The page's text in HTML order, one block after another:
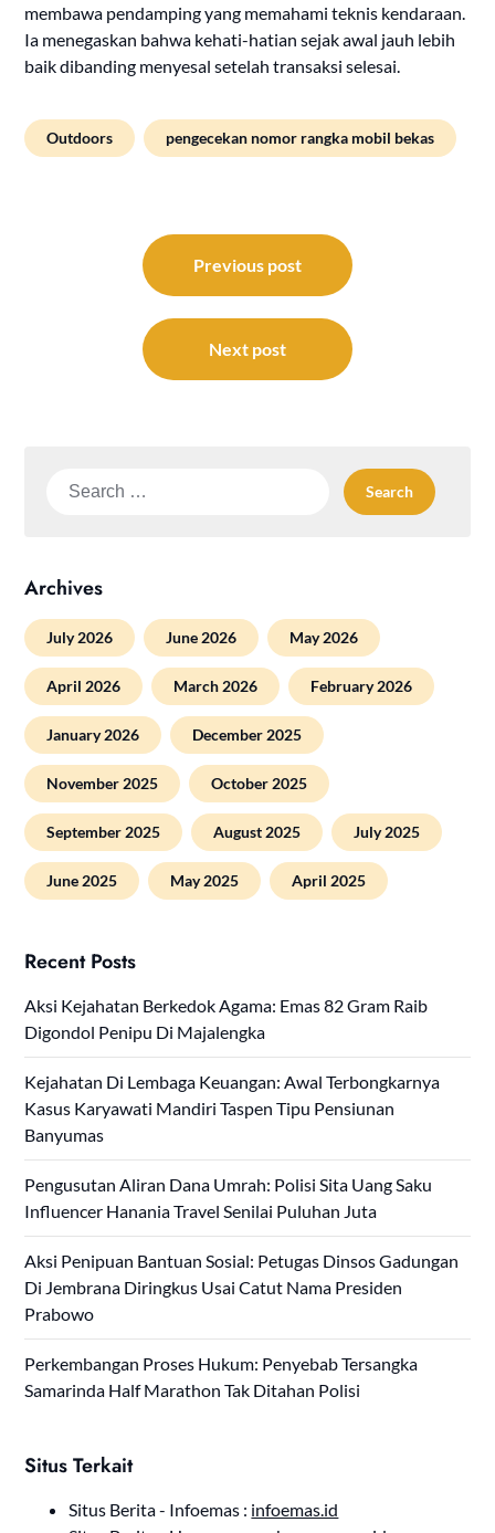
membawa pendamping yang memahami teknis kendaraan.
Ia menegaskan bahwa kehati-hatian sejak awal jauh lebih
baik dibanding menyesal setelah transaksi selesai.
Outdoors pengecekan nomor rangka mobil bekas
navigation
Previous post
Next post
Search
Archives
July 2026 June 2026 May 2026
April 2026 March 2026 February 2026
January 2026 December 2025
November 2025 October 2025
September 2025 August 2025 July 2025
June 2025 May 2025 April 2025
Recent Posts
Aksi Kejahatan Berkedok Agama: Emas 82 Gram Raib
Digondol Penipu Di Majalengka
Kejahatan Di Lembaga Keuangan: Awal Terbongkarnya
Kasus Karyawati Mandiri Taspen Tipu Pensiunan
Banyumas
Pengusutan Aliran Dana Umrah: Polisi Sita Uang Saku
Influencer Hanania Travel Senilai Puluhan Juta
Aksi Penipuan Bantuan Sosial: Petugas Dinsos Gadungan
Di Jembrana Diringkus Usai Catut Nama Presiden
Prabowo
Perkembangan Proses Hukum: Penyebab Tersangka
Samarinda Half Marathon Tak Ditahan Polisi
Situs Terkait
Situs Berita - Infoemas : infoemas.id